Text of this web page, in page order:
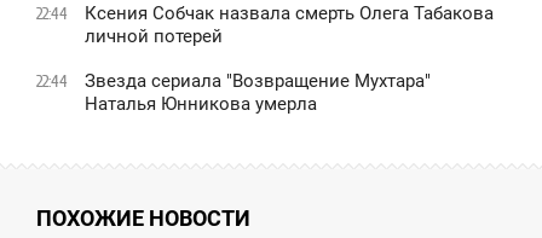
22:44
Ксения Собчак назвала смерть Олега Табакова
личной потерей
22:44
Звезда сериала "Возвращение Мухтара"
Наталья Юнникова умерла
ПОХОЖИЕ НОВОСТИ